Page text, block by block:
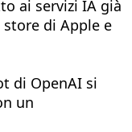
ai servizi IA già
di Apple e
di OpenAI si
un